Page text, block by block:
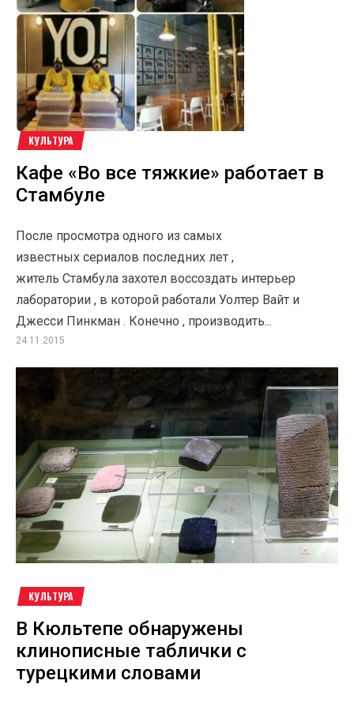
КУЛЬТУРА
Кафе «Во все тяжкие» работает в
Стамбуле
После просмотра одного из самых
известных сериалов последних лет ,
житель Стамбула захотел воссоздать интерьер
лаборатории , в которой работали Уолтер Вайт и
Джесси Пинкман . Конечно , производить...
24.11.2015
КУЛЬТУРА
В Кюльтепе обнаружены
клинописные таблички с
турецкими словами